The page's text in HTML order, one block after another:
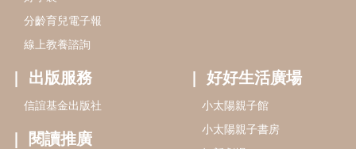
信誼兒童動畫獎
小袋鼠說故事劇團
service@hsin-yi.org.tw
信誼好好育兒
小太陽親子書房
(02)2396-5305轉2345 (週一～週五 9:00～18:00)